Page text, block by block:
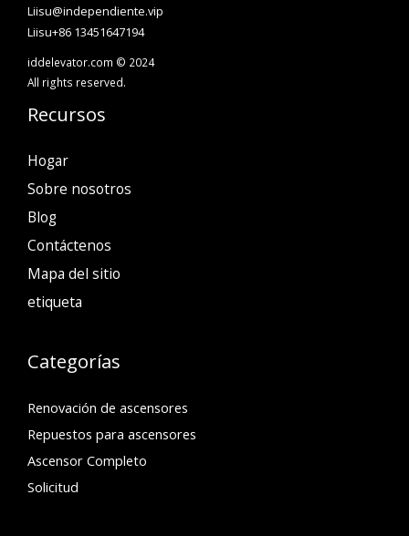
Liisu@independiente.vip
Liisu+86 13451647194
iddelevator.com © 2024
All rights reserved.
Recursos
Hogar
Sobre nosotros
Blog
Contáctenos
Mapa del sitio
etiqueta
Categorías
Renovación de ascensores
Repuestos para ascensores
Ascensor Completo
Solicitud